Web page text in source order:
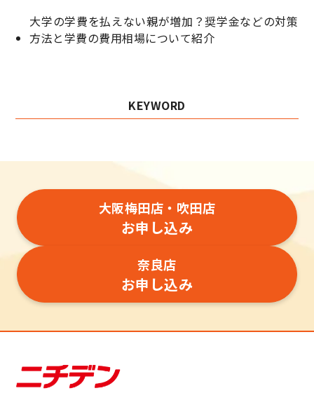
大学の学費を払えない親が増加？奨学金などの対策
方法と学費の費用相場について紹介
KEYWORD
大阪梅田店・吹田店
お申し込み
奈良店
お申し込み